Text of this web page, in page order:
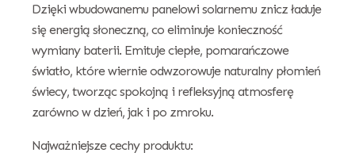
Dzięki wbudowanemu panelowi solarnemu znicz ładuje
się energią słoneczną, co eliminuje konieczność
wymiany baterii. Emituje ciepłe, pomarańczowe
światło, które wiernie odwzorowuje naturalny płomień
świecy, tworząc spokojną i refleksyjną atmosferę
zarówno w dzień, jak i po zmroku.
Najważniejsze cechy produktu: